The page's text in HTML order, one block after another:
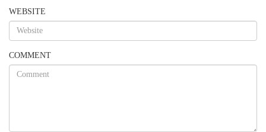
WEBSITE
COMMENT